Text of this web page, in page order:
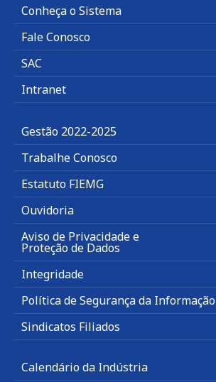
Conheça o Sistema
Fale Conosco
SAC
Intranet
Gestão 2022-2025
Trabalhe Conosco
Estatuto FIEMG
Ouvidoria
Aviso de Privacidade e
Proteção de Dados
Integridade
Política de Segurança da Informação
Sindicatos Filiados
Calendário da Indústria